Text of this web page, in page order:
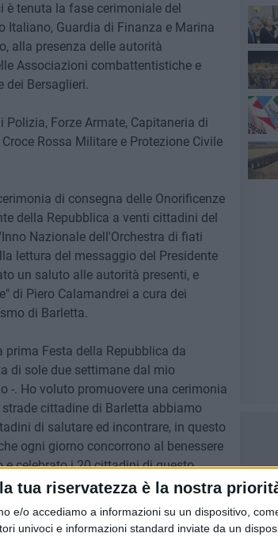
tua riservatezza è la nostra
e/o accediamo a informazioni su un dispositivo,
univoci e informazioni standard inviate da un
è tenuta la fase cerimoniale del
Italiano, Guardia di Finanza e Marina
alla presenza delle autorità
Associazioni combattentistiche e
dei Bersaglieri.
Forze Armate, Capitaneria di
Rossa Militare e Protezione Civile
di consegna delle Onorificenze
della Repubblica a venti cittadini del
Nazionale dell'Orchestra di fiati
lettura del messaggio del Presidente
un saluto alle autorità presenti, e
di Piero Calamandrei a cura dei
di Barletta.
Festa della Repubblica da
di sole due settimane dal mio
-. Ho voluto promuovere una cerimonia
cittadine di Barletta abbiamo
di salutare ed incontrare, in questo
ogni giorno concorrono al benessere
celebrato i 20 cittadini di questo
Italiana: 20 eccellenze distintesi nel
cultura, che con questo prestigioso
della Repubblica Italiana in